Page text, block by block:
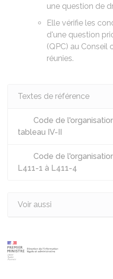
une question de
Elle vérifie les
d'une question
(QPC) au Conseil
réunies.
Textes de référence
Code de
tableau IV-II
Code de
L411-1 à L411-4
Voir aussi